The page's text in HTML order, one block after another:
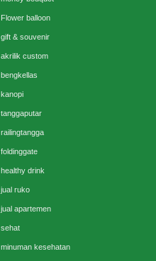
Flower balloon
gift & souvenir
akrilik custom
bengkellas
kanopi
tanggaputar
railingtangga
foldinggate
healthy drink
jual ruko
jual apartemen
sehat
minuman kesehatan